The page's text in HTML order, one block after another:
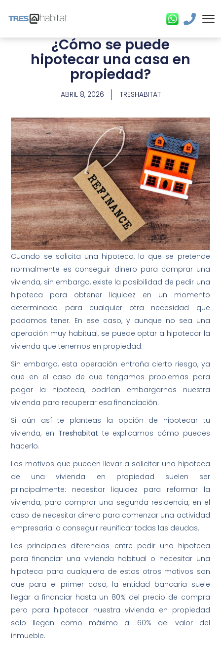
¿Cómo se puede
hipotecar una casa en
propiedad?
ABRIL 8, 2026 TRESHABITAT
Cuando se solicita una hipoteca, lo que se pretende
normalmente es conseguir dinero para comprar una
vivienda, sin embargo, existe la posibilidad de pedir una
hipoteca para obtener liquidez en un momento
determinado para cualquier otra necesidad que
podamos tener. En ese caso, y aunque no sea una
operación muy habitual, se puede optar a hipotecar la
vivienda que tenemos en propiedad.
Sin embargo, esta operación entraña cierto riesgo, ya
que en el caso de que tengamos problemas para
pagar la hipoteca, podrían embargarnos nuestra
vivienda para recuperar esa financiación.
Si aún así te planteas la opción de hipotecar tu
vivienda, en Treshabitat te explicamos cómo puedes
hacerlo.
Los motivos que pueden llevar a solicitar una hipoteca
de una vivienda en propiedad suelen ser
principalmente: necesitar liquidez para reformar la
vivienda, para comprar una segunda residencia, en el
caso de necesitar dinero para comenzar una actividad
empresarial o conseguir reunificar todas las deudas.
Las principales diferencias entre pedir una hipoteca
para financiar una vivienda habitual o necesitar una
hipoteca para cualquiera de estos otros motivos son
que para el primer caso, la entidad bancaria suele
llegar a financiar hasta un 80% del precio de compra
pero para hipotecar nuestra vivienda en propiedad
solo llegan como máximo al 60% del valor del
inmueble.